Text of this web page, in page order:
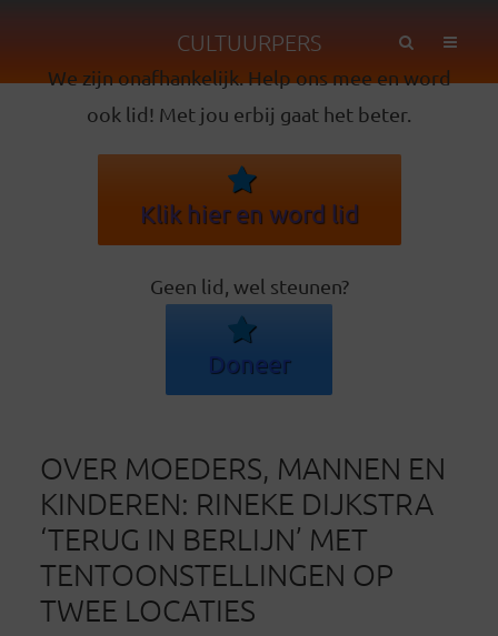
CULTUURPERS
We zijn onafhankelijk. Help ons mee en word
ook lid! Met jou erbij gaat het beter.
Klik hier en word lid
Geen lid, wel steunen?
Doneer
OVER MOEDERS, MANNEN EN
KINDEREN: RINEKE DIJKSTRA
‘TERUG IN BERLIJN’ MET
TENTOONSTELLINGEN OP
TWEE LOCATIES